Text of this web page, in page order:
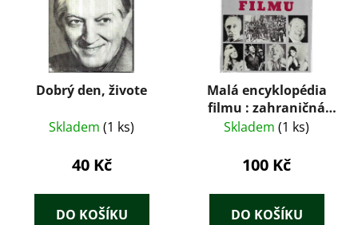
Dobrý den, živote
Skladem (1 ks)
40 Kč
DO KOŠÍKU
Malá encyklopédia
filmu : zahraničná
tvorba
Skladem (1 ks)
100 Kč
DO KOŠÍKU